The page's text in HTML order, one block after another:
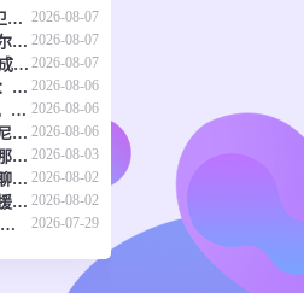
HWG！切尔西2100万欧锁左后卫，罗马诺这波稳了 2026-08-07
巴萨要拿中卫预算砸罗德里？塞尔电台曝报价细节 2026-08-07
浓眉留队？先看奇才前20场能打成什么样再说 2026-08-07
迪奥曼德转会皇马就差最后一步：体检许可还没批，人在等放行 2026-08-06
北京国安vs深圳：五外援齐上阵，张稀哲掌舵，塞鸟顶中锋？ 2026-08-06
莱比锡这波操作：先签下阿斯拉尼，再放迪奥曼德去体检 2026-08-06
字母哥亲口说：米德尔顿被交易那周，我整个人都不对劲 2026-08-03
德科现身集训地，要和弗里克聊聊转会那些事 2026-08-02
半场速递：哈弗茨单刀破门，新援措利斯变线建功，阿森纳2-0领先赫罗纳 2026-08-02
尤文截胡切尔西？4000万拿下18岁波黑妖星，勒沃库森放人 2026-07-29